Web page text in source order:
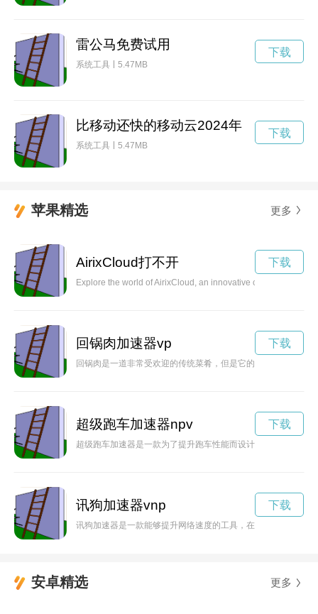
雷公马免费试用
系统工具 5.47MB
下载
比移动还快的移动云2024年
系统工具 5.47MB
下载
苹果精选 更多
AirixCloud打不开
Explore the world of AirixCloud, an innovative cloud
下载
回锅肉加速器vp
回锅肉是一道非常受欢迎的传统菜肴，但是它的烹饪过程相对
下载
超级跑车加速器npv
超级跑车加速器是一款为了提升跑车性能而设计的装置，能够
下载
讯狗加速器vnp
讯狗加速器是一款能够提升网络速度的工具，在网络世界中发
下载
安卓精选 更多